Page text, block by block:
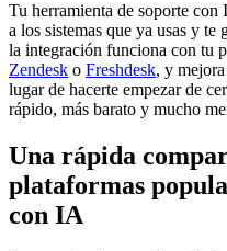
Tu herramienta de soporte
a los sistemas que ya usas y
la integración funciona con tu
Zendesk o Freshdesk, y
lugar de hacerte empezar de
rápido, más barato y mucho
Una rápida
plataformas
con IA